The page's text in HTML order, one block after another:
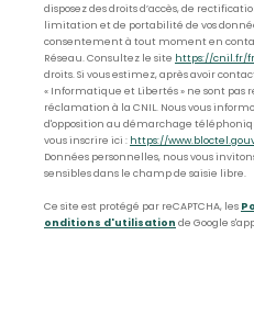
disposez des droits d’accès, de
limitation et de portabilité de vos
consentement à tout moment en
Réseau. Consultez le site https://cnil.fr/fr
droits. Si vous estimez, après avoir
« Informatique et Libertés » ne sont pas
réclamation à la CNIL. Nous vous
d'opposition au démarchage
vous inscrire ici : https://
Données personnelles, nous vous
sensibles dans le champ de saisie libre.
Ce site est protégé par reCAPTCHA, les
onditions d'utilisation de Google